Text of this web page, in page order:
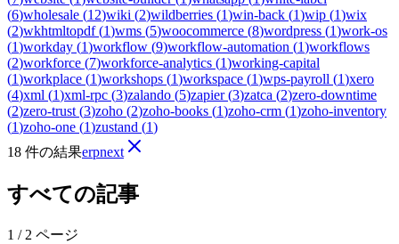
(6)wholesale (12)wiki (2)wildberries (1)win-back (1)wip (1)wix
(2)wkhtmltopdf(1)wms (5)woocommerce (8)wordpress (1)work-os
(1)workday (1)workflow (9)workflow-automation (1)workflows
(2)workforce (7)workforce-analytics (1)working-capital
(1)workplace (1)workshops (1)workspace (1)wps-payroll (1)xero
(4)xml (1)xml-rpc (3)zalando (5)zapier(3)zatca (2)zero-downtime
(2)zero-trust (3)zoho (2)zoho-books (1)zoho-crm (1)zoho-inventory
(1)zoho-one (1)zustand (1)
18 件の結果erpnext
すべての記事
1 / 2 ページ